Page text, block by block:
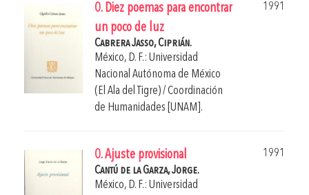
0. Diez poemas para encontrar
un poco de luz
1991
Cabrera Jasso, Ciprián.
México, D. F.: Universidad
Nacional Autónoma de México
(El Ala del Tigre) / Coordinación
de Humanidades [UNAM].
0. Ajuste provisional
1991
Cantú de la Garza, Jorge.
México, D. F.: Universidad